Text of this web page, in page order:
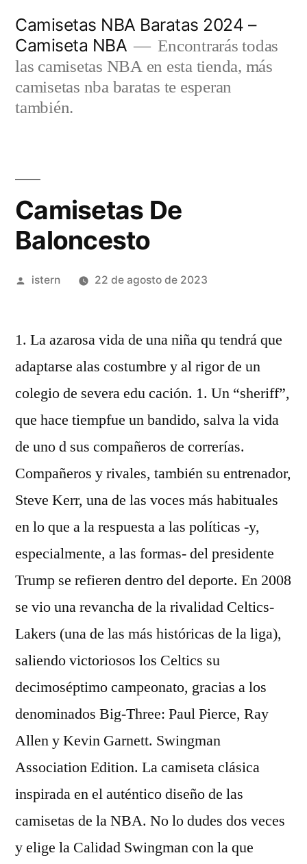
contenido
Camisetas NBA Baratas 2024 –
Camiseta NBA
Encontrarás todas
las camisetas NBA en esta tienda, más
camisetas nba baratas te esperan
también.
Camisetas De
Baloncesto
Publicado
istern 22 de agosto de 2023
1. La azarosa vida de una niña qu tendrá que
adaptarse alas costumbre y al rigor de un
colegio de severa edu cación. 1. Un “sheriff”,
que hace tiempfue un bandido, salva la vida
de uno d sus compañeros de correrías.
Compañeros y rivales, también su entrenador,
Steve Kerr, una de las voces más habituales
en lo que a la respuesta a las políticas -y,
especialmente, a las formas- del presidente
Trump se refieren dentro del deporte. En 2008
se vio una revancha de la rivalidad Celtics-
Lakers (una de las más históricas de la liga),
saliendo victoriosos los Celtics su
decimoséptimo campeonato, gracias a los
denominados Big-Three: Paul Pierce, Ray
Allen y Kevin Garnett. Swingman
Association Edition. La camiseta clásica
inspirada en el auténtico diseño de las
camisetas de la NBA. No lo dudes dos veces
y elige la Calidad Swingman con la que